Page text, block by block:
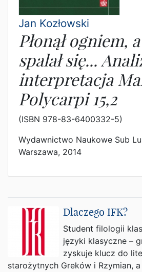
Jan Kozłowski
Płonął ogniem,
spalał się...
interpretacja
Polycarpi 15,2
(ISBN 978-83-6400332-5)
Wydawnictwo Naukowe Sub
Warszawa, 2014
Dlaczego IFK?
Student filologii
języki klasyczne –
zyskuje klucz do
starożytnych Greków i Rzymian,